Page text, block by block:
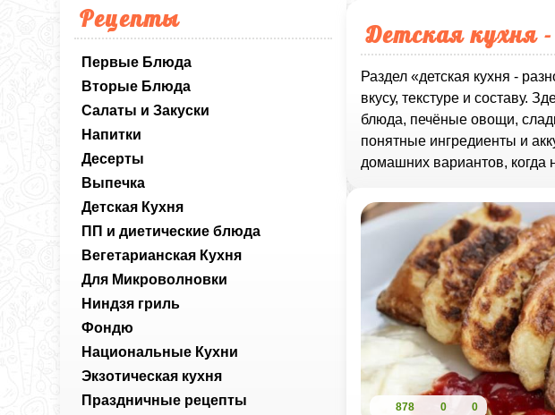
Рецепты
Первые Блюда
Вторые Блюда
Салаты и Закуски
Напитки
Десерты
Выпечка
Детская Кухня
ПП и диетические блюда
Вегетарианская Кухня
Для Микроволновки
Ниндзя гриль
Фондю
Национальные Кухни
Экзотическая кухня
Праздничные рецепты
Детская кухня -
Раздел «детская кухня -
вкусу, текстуре и составу.
блюда, печёные овощи,
понятные ингредиенты и
домашних вариантов, когда
878 0 0